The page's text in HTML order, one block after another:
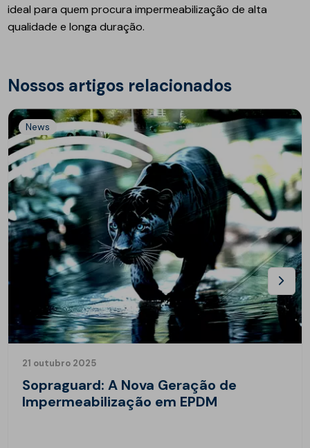
ideal para quem procura impermeabilização de alta
qualidade e longa duração.
Nossos artigos relacionados
News
21 outubro 2025
Sopraguard: A Nova Geração de
Impermeabilização em EPDM